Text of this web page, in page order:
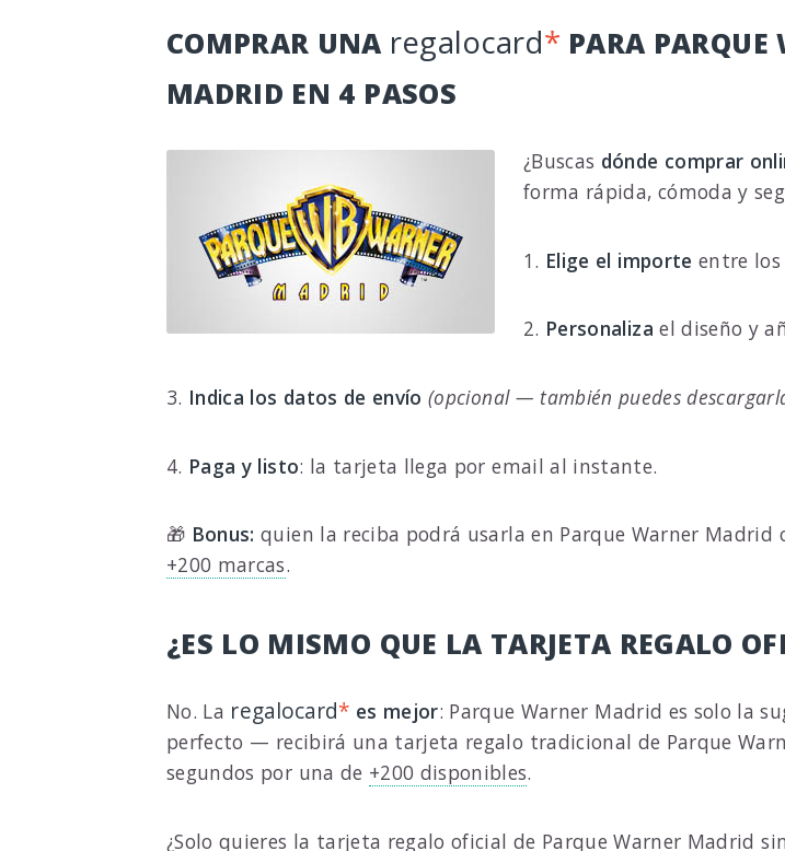
COMPRAR UNA regalocard* PARA PARQUE
MADRID EN 4 PASOS
¿Buscas dónde comprar
forma rápida, cómoda y
1. Elige el importe entre
2. Personaliza el diseño y
3. Indica los datos de envío (opcional — también puedes
4. Paga y listo: la tarjeta llega por email al instante.
🎁 Bonus: quien la reciba podrá usarla en Parque Warner
+200 marcas.
¿ES LO MISMO QUE LA TARJETA REGALO
No. La regalocard* es mejor: Parque Warner Madrid es solo la
perfecto — recibirá una tarjeta regalo tradicional de Parque
segundos por una de +200 disponibles.
¿Solo quieres la tarjeta regalo oficial de Parque Warner Madrid